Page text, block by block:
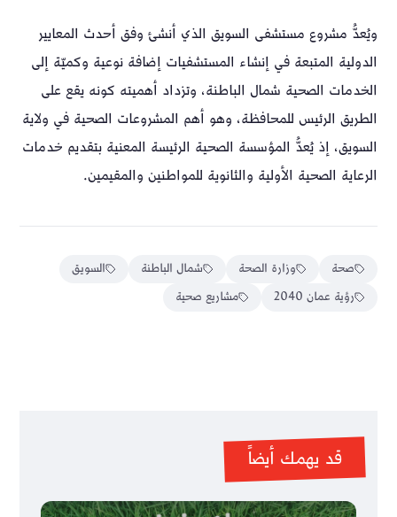
ويُعدُّ مشروع مستشفى السويق الذي أنشئ وفق أحدث المعايير
الدولية المتبعة في إنشاء المستشفيات إضافة نوعية وكميّة إلى
الخدمات الصحية شمال الباطنة، وتزداد أهميته كونه يقع على
الطريق الرئيس للمحافظة، وهو أهم المشروعات الصحية في ولاية
السويق، إذ يُعدُّ المؤسسة الصحية الرئيسة المعنية بتقديم خدمات
الرعاية الصحية الأولية والثانوية للمواطنين والمقيمين.
صحة وزارة الصحة شمال الباطنة
السويق
رؤية عمان 2040
مشاريع صحية
قد يهمك أيضاً